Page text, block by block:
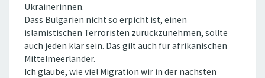
Ukrainerinnen.
Dass Bulgarien nicht so erpicht ist, einen
islamistischen Terroristen zurückzunehmen, sollte
auch jeden klar sein. Das gilt auch für afrikanischen
Mittelmeerländer.
Ich glaube, wie viel Migration wir in der nächsten